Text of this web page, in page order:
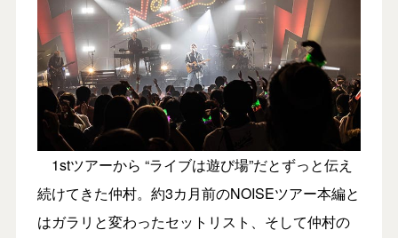
1stツアーから “ライブは遊び場”だとずっと伝え
続けてきた仲村。約3カ月前のNOISEツアー本編と
はガラリと変わったセットリスト、そして仲村の